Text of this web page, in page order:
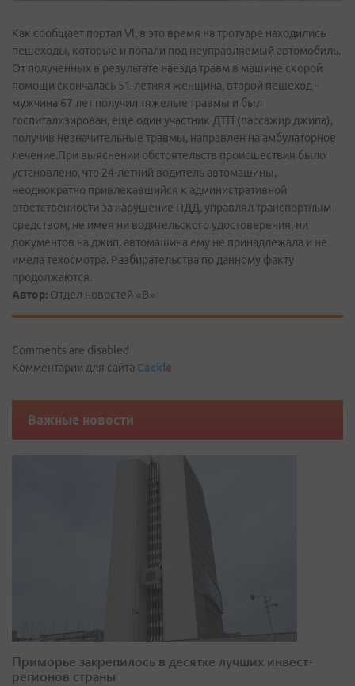
Как сообщает портал Vl, в это время на тротуаре находились
пешеходы, которые и попали под неуправляемый автомобиль.
От полученных в результате наезда травм в машине скорой
помощи скончалась 51-летняя женщина, второй пешеход -
мужчина 67 лет получил тяжелые травмы и был
госпитализирован, еще один участник ДТП (пассажир джипа),
получив незначительные травмы, направлен на амбулаторное
лечение.При выяснении обстоятельств происшествия было
установлено, что 24-летний водитель автомашины,
неоднократно привлекавшийся к административной
ответственности за нарушение ПДД, управлял транспортным
средством, не имея ни водительского удостоверения, ни
документов на джип, автомашина ему не принадлежала и не
имела техосмотра. Разбирательства по данному факту
продолжаются.
Автор: Отдел новостей «В»
Comments are disabled
Комментарии для сайта Cackle
Важные новости
Приморье закрепилось в десятке лучших инвест-
регионов страны